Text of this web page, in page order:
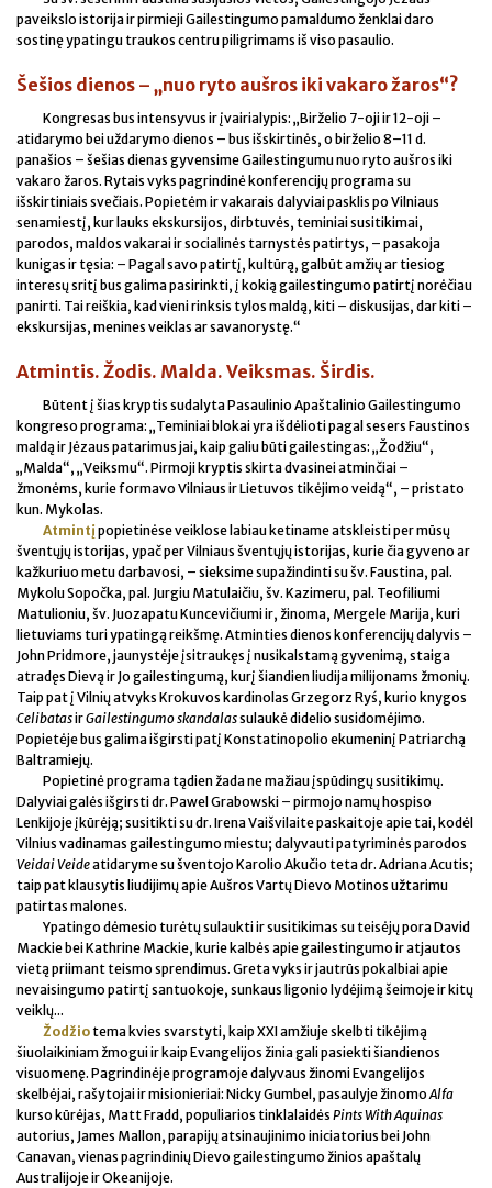
paveikslo istorija ir pirmieji Gailestingumo pamaldumo ženklai daro
sostinę ypatingu traukos centru piligrimams iš viso pasaulio.
Šešios dienos – „nuo ryto aušros iki vakaro žaros“?
Kongresas bus intensyvus ir įvairialypis: „Birželio 7-oji ir 12-oji –
atidarymo bei uždarymo dienos – bus išskirtinės, o birželio 8–11 d.
panašios – šešias dienas gyvensime Gailestingumu nuo ryto aušros iki
vakaro žaros. Rytais vyks pagrindinė konferencijų programa su
išskirtiniais svečiais. Popietėm ir vakarais dalyviai pasklis po Vilniaus
senamiestį, kur lauks ekskursijos, dirbtuvės, teminiai susitikimai,
parodos, maldos vakarai ir socialinės tarnystės patirtys, – pasakoja
kunigas ir tęsia: – Pagal savo patirtį, kultūrą, galbūt amžių ar tiesiog
interesų sritį bus galima pasirinkti, į kokią gailestingumo patirtį norėčiau
panirti. Tai reiškia, kad vieni rinksis tylos maldą, kiti – diskusijas, dar kiti –
ekskursijas, menines veiklas ar savanorystę.“
Atmintis. Žodis. Malda. Veiksmas. Širdis.
Būtent į šias kryptis sudalyta Pasaulinio Apaštalinio Gailestingumo
kongreso programa: „Teminiai blokai yra išdėlioti pagal sesers Faustinos
maldą ir Jėzaus patarimus jai, kaip galiu būti gailestingas: „Žodžiu“,
„Malda“, „Veiksmu“. Pirmoji kryptis skirta dvasinei atminčiai –
žmonėms, kurie formavo Vilniaus ir Lietuvos tikėjimo veidą“, – pristato
kun. Mykolas.
Atmintį popietinėse veiklose labiau ketiname atskleisti per mūsų
šventųjų istorijas, ypač per Vilniaus šventųjų istorijas, kurie čia gyveno ar
kažkuriuo metu darbavosi, – sieksime supažindinti su šv. Faustina, pal.
Mykolu Sopočka, pal. Jurgiu Matulaičiu, šv. Kazimeru, pal. Teofiliumi
Matulioniu, šv. Juozapatu Kuncevičiumi ir, žinoma, Mergele Marija, kuri
lietuviams turi ypatingą reikšmę. Atminties dienos konferencijų dalyvis –
John Pridmore, jaunystėje įsitraukęs į nusikalstamą gyvenimą, staiga
atradęs Dievą ir Jo gailestingumą, kurį šiandien liudija milijonams žmonių.
Taip pat į Vilnių atvyks Krokuvos kardinolas Grzegorz Ryś, kurio knygos
CelibatasirGailestingumo skandalassulaukė didelio susidomėjimo.
Popietėje bus galima išgirsti patį Konstatinopolio ekumeninį Patriarchą
Baltramiejų.
Popietinė programa tądien žada ne mažiau įspūdingų susitikimų.
Dalyviai galės išgirsti dr. Pawel Grabowski – pirmojo namų hospiso
Lenkijoje įkūrėją; susitikti su dr. Irena Vaišvilaite paskaitoje apie tai, kodėl
Vilnius vadinamas gailestingumo miestu; dalyvauti patyriminės parodos
Veidai Veideatidaryme su šventojo Karolio Akučio teta dr. Adriana Acutis;
taip pat klausytis liudijimų apie Aušros Vartų Dievo Motinos užtarimu
patirtas malones.
Ypatingo dėmesio turėtų sulaukti ir susitikimas su teisėjų pora David
Mackie bei Kathrine Mackie, kurie kalbės apie gailestingumo ir atjautos
vietą priimant teismo sprendimus. Greta vyks ir jautrūs pokalbiai apie
nevaisingumo patirtį santuokoje, sunkaus ligonio lydėjimą šeimoje ir kitų
veiklų...
Žodžiotema kvies svarstyti, kaip XXI amžiuje skelbti tikėjimą
šiuolaikiniam žmogui ir kaip Evangelijos žinia gali pasiekti šiandienos
visuomenę. Pagrindinėje programoje dalyvaus žinomi Evangelijos
skelbėjai, rašytojai ir misionieriai: Nicky Gumbel, pasaulyje žinomo Alfa
kurso kūrėjas, Matt Fradd, populiarios tinklalaidės Pints With Aquinas
autorius, James Mallon, parapijų atsinaujinimo iniciatorius bei John
Canavan, vienas pagrindinių Dievo gailestingumo žinios apaštalų
Australijoje ir Okeanijoje.